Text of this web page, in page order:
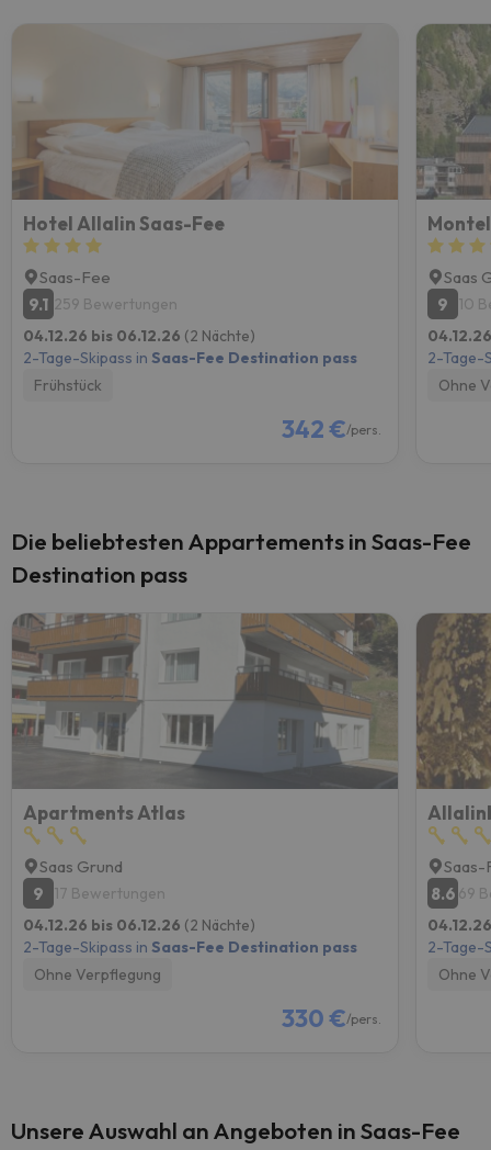
Hotel Allalin Saas-Fee
Saas-Fee
9.1 259 Bewertungen
04.12.26 bis 06.12.26 (2 Nächte)
2-Tage-Skipass in Saas-Fee Destination pass
Frühstück
342 €/pers.
Saas
9
10
2-Tage-
Ohne
Die beliebtesten Appartements in Saas-Fee
Destination pass
Apartments Atlas
Saas Grund
9
17 Bewertungen
04.12.26 bis 06.12.26 (2 Nächte)
2-Tage-Skipass in Saas-Fee Destination pass
Ohne Verpflegung
330 €/pers.
Saas-
8.6 69
2-Tage-
Ohne
Unsere Auswahl an Angeboten in Saas-Fee